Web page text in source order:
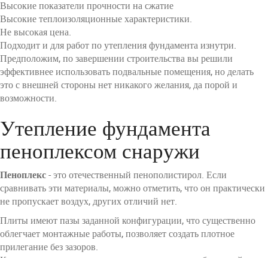
Высокие показатели прочности на сжатие
Высокие теплоизоляционные характеристики.
Не высокая цена.
Подходит и для работ по утепления фундамента изнутри.
Предположим, по завершении строительства вы решили
эффективнее использовать подвальные помещения, но делать
это с внешней стороны нет никакого желания, да порой и
возможности.
Утепление фундамента
пеноплексом снаружи
Пеноплекс- это отечественный пенополистирол. Если
сравнивать эти материалы, можно отметить, что он практически
не пропускает воздух, других отличий нет.
Плиты имеют пазы заданной конфигурации, что существенно
облегчает монтажные работы, позволяет создать плотное
прилегание без зазоров.